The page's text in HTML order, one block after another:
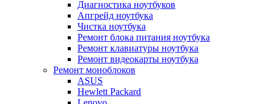
Диагностика ноутбуков
Апгрейд ноутбука
Чистка ноутбука
Ремонт блока питания ноутбука
Ремонт клавиатуры ноутбука
Ремонт видеокарты ноутбука
Ремонт моноблоков
ASUS
Hewlett Packard